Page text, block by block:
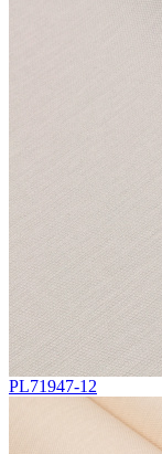
PL71947-12